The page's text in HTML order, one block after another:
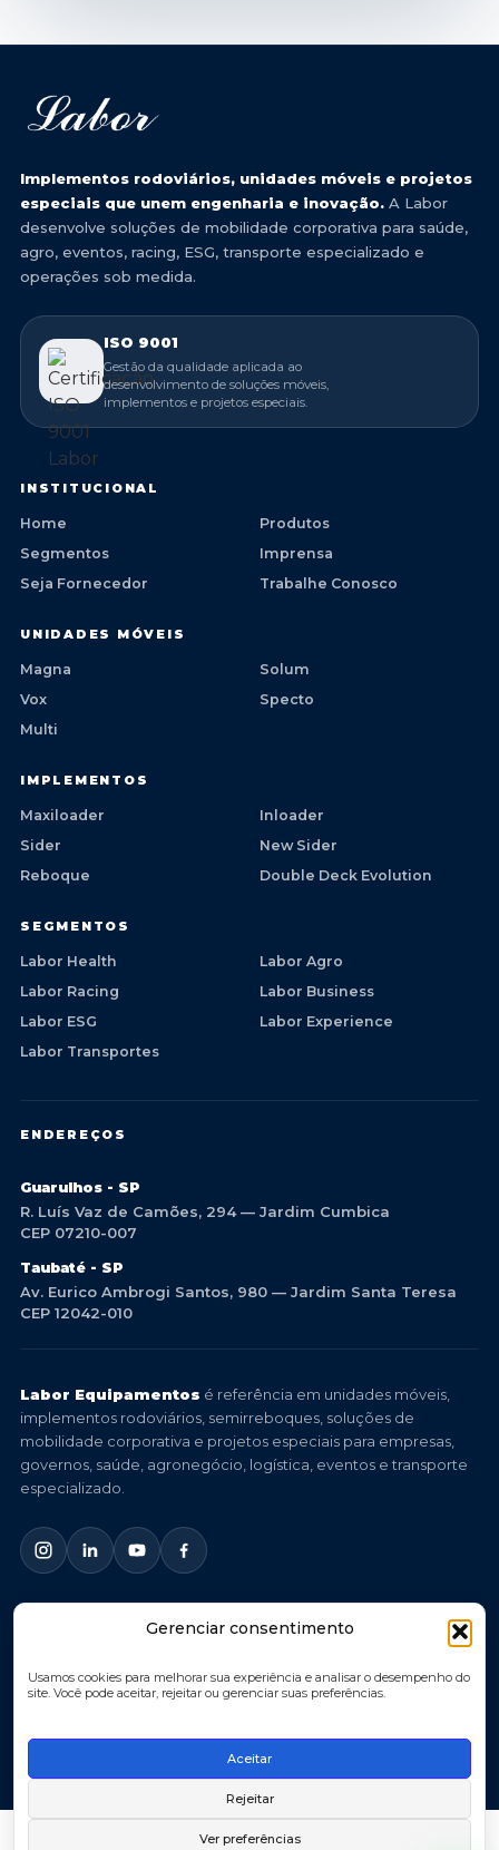
Gerenciar consentimento
Usamos cookies para melhorar sua experiência e analisar o desempenho do
site. Você pode aceitar, rejeitar ou gerenciar suas preferências.
Aceitar
Rejeitar
Ver preferências
Implementos rodoviários, unidades móveis e projetos
especiais que unem engenharia e inovação. A Labor
desenvolve soluções de mobilidade corporativa para saúde,
agro, eventos, racing, ESG, transporte especializado e
operações sob medida.
ISO 9001
Gestão da qualidade aplicada ao
desenvolvimento de soluções móveis,
implementos e projetos especiais.
INSTITUCIONAL
Home
Produtos
Segmentos
Imprensa
Seja Fornecedor
Trabalhe Conosco
UNIDADES MÓVEIS
Magna
Solum
Vox
Specto
Multi
IMPLEMENTOS
Maxiloader
Inloader
Sider
New Sider
Reboque
Double Deck Evolution
SEGMENTOS
Labor Health
Labor Agro
Labor Racing
Labor Business
Labor ESG
Labor Experience
Labor Transportes
ENDEREÇOS
Guarulhos - SP
R. Luís Vaz de Camões, 294 — Jardim Cumbica
CEP 07210-007
Taubaté - SP
Av. Eurico Ambrogi Santos, 980 — Jardim Santa Teresa
CEP 12042-010
Labor Equipamentos é referência em unidades móveis,
implementos rodoviários, semirreboques, soluções de
mobilidade corporativa e projetos especiais para empresas,
governos, saúde, agronegócio, logística, eventos e transporte
especializado.
© 2026 Labor Equipamentos. Todos os direitos reservados.
Termos de Uso